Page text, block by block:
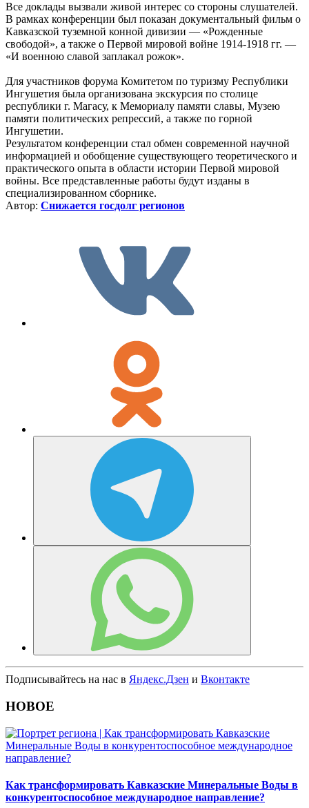
Все доклады вызвали живой интерес со стороны слушателей.
В рамках конференции был показан документальный фильм о
Кавказской туземной конной дивизии — «Рожденные
свободой», а также о Первой мировой войне 1914-1918 гг. —
«И военною славой заплакал рожок».
Для участников форума Комитетом по туризму Республики
Ингушетия была организована экскурсия по столице
республики г. Магасу, к Мемориалу памяти славы, Музею
памяти политических репрессий, а также по горной
Ингушетии.
Результатом конференции стал обмен современной научной
информацией и обобщение существующего теоретического и
практического опыта в области истории Первой мировой
войны. Все представленные работы будут изданы в
специализированном сборнике.
Автор: Снижается госдолг регионов
Подписывайтесь на нас в Яндекс.Дзен и Вконтакте
НОВОЕ
Как трансформировать Кавказские Минеральные Воды в
конкурентоспособное международное направление?